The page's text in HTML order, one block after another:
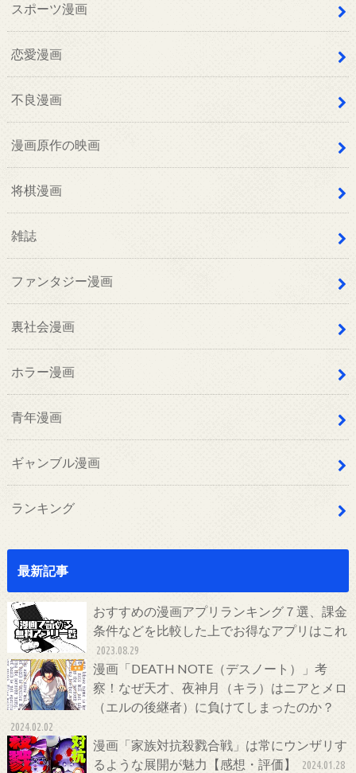
スポーツ漫画
恋愛漫画
不良漫画
漫画原作の映画
将棋漫画
雑誌
ファンタジー漫画
裏社会漫画
ホラー漫画
青年漫画
ギャンブル漫画
ランキング
最新記事
おすすめの漫画アプリランキング７選、課金
条件などを比較した上でお得なアプリはこれ
2023.08.29
漫画「DEATH NOTE（デスノート）」考
察！なぜ天才、夜神月（キラ）はニアとメロ
（エルの後継者）に負けてしまったのか？
2024.02.02
漫画「家族対抗殺戮合戦」は常にウンザリす
るような展開が魅力【感想・評価】
2024.01.28